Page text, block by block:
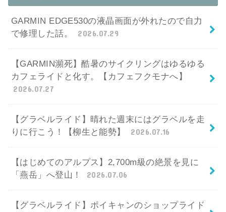
GARMIN EDGE530の液晶画面が外れたので自力
で修理した話。
2026.07.29
【GARMIN瀕死】酷暑のサイクリングはゆるゆる
カフェライドと化す。【カフェフクモナへ】
2026.07.27
【グラベルライド】晴れた週末にはグラベルを走
りに行こう！【柳生と能勢】
2026.07.16
【はじめてのアルプス】2,700m級の絶景を見に
「燕岳」へ登山！
2026.07.06
【グラベルライド】ポイキャンのショップライド